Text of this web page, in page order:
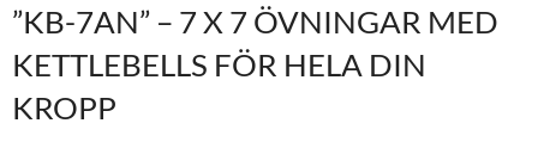
”KB-7AN” – 7 X 7 ÖVNINGAR MED
KETTLEBELLS FÖR HELA DIN
KROPP